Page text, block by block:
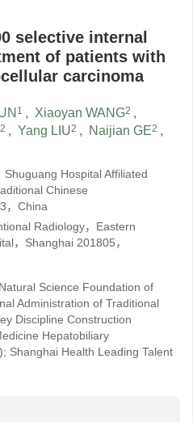
selective internal
of patients with
carcinoma
1 , Xiaoyan WANG2 ,
2 , Yang LIU2 , Naijian GE2 ,
Hospital Affiliated
Chinese
，China
Radiology，Eastern
，Shanghai 201805，
Science Foundation of
Administration of Traditional
Discipline Construction
Hepatobiliary
; Shanghai Health Leading Talent